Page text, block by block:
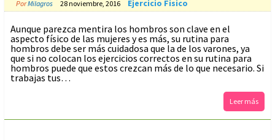
PorMilagros 28 noviembre, 2016 Ejercicio Fisico
Aunque parezca mentira los hombros son clave en el
aspecto físico de las mujeres y es más, su rutina para
hombros debe ser más cuidadosa que la de los varones, ya
que si no colocan los ejercicios correctos en su rutina para
hombros puede que estos crezcan más de lo que necesario. Si
trabajas tus…
Leer más